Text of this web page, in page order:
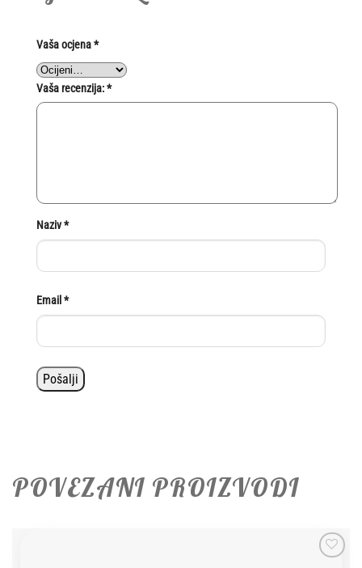
Vaša ocjena*
Vaša recenzija:*
Naziv*
Email *
POVEZANI PROIZVODI